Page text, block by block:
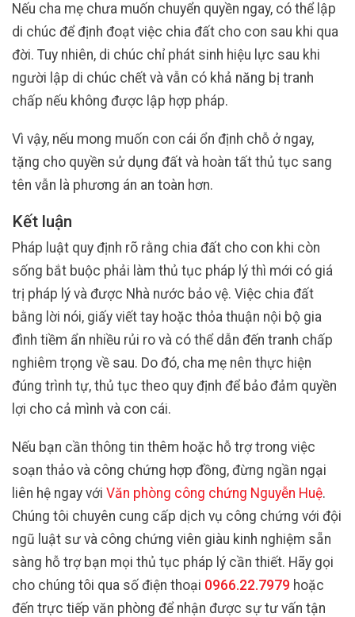
Nếu cha mẹ chưa muốn chuyển quyền ngay, có thể lập
di chúc để định đoạt việc chia đất cho con sau khi qua
đời. Tuy nhiên, di chúc chỉ phát sinh hiệu lực sau khi
người lập di chúc chết và vẫn có khả năng bị tranh
chấp nếu không được lập hợp pháp.
Vì vậy, nếu mong muốn con cái ổn định chỗ ở ngay,
tặng cho quyền sử dụng đất và hoàn tất thủ tục sang
tên vẫn là phương án an toàn hơn.
Kết luận
Pháp luật quy định rõ rằng chia đất cho con khi còn
sống bắt buộc phải làm thủ tục pháp lý thì mới có giá
trị pháp lý và được Nhà nước bảo vệ. Việc chia đất
bằng lời nói, giấy viết tay hoặc thỏa thuận nội bộ gia
đình tiềm ẩn nhiều rủi ro và có thể dẫn đến tranh chấp
nghiêm trọng về sau. Do đó, cha mẹ nên thực hiện
đúng trình tự, thủ tục theo quy định để bảo đảm quyền
lợi cho cả mình và con cái.
Nếu bạn cần thông tin thêm hoặc hỗ trợ trong việc
soạn thảo và công chứng hợp đồng, đừng ngần ngại
liên hệ ngay với Văn phòng công chứng Nguyễn Huệ.
Chúng tôi chuyên cung cấp dịch vụ công chứng với đội
ngũ luật sư và công chứng viên giàu kinh nghiệm sẵn
sàng hỗ trợ bạn mọi thủ tục pháp lý cần thiết. Hãy gọi
cho chúng tôi qua số điện thoại 0966.22.7979 hoặc
đến trực tiếp văn phòng để nhận được sự tư vấn tận